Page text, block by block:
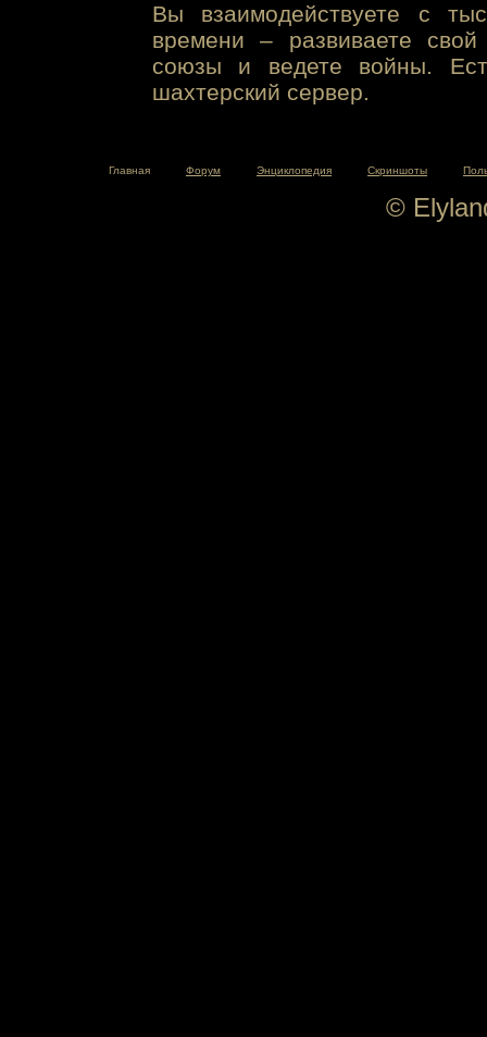
Вы взаимодействуете с
времени – развиваете свой
союзы и ведете войны.
шахтерский сервер.
Главная Форум Энциклопедия Скриншоты
©